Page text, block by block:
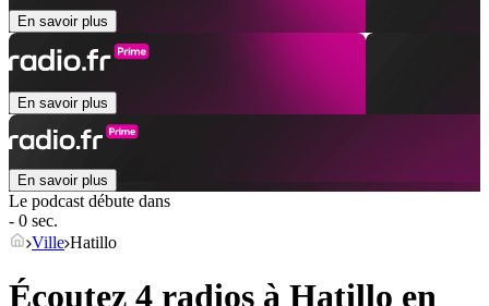
En savoir plus
En savoir plus
En savoir plus
Le podcast débute dans
- 0 sec.
Ville Hatillo
Écoutez 4 radios à Hatillo en